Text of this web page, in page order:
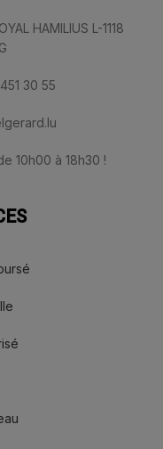
HAMILIUS L-1118
30 55
10h00 à 18h30 !